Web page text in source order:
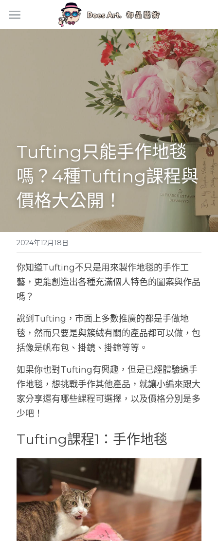
首頁
手作地毯專欄
銀黏土寶石戒指
馬上預約
Tufting只能手作地毯
嗎？4種Tufting課程與
價格大公開！
2024年12月18日
你知道Tufting不只是用來製作地毯的手作工
藝，更能創造出各種充滿個人特色的圖案與作品
嗎？
說到Tufting，市面上多數推廣的都是手做地
毯，然而只要是與簇絨有關的產品都可以做，包
括像是帆布包、掛鏡、掛鐘等等。
如果你也對Tufting有興趣，但是已經體驗過手
作地毯，想挑戰手作其他產品，就讓小編來跟大
家分享還有哪些課程可選擇，以及價格分別是多
少吧！
Tufting課程1：手作地毯